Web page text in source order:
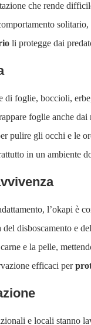
che rende
li protegge dai
di foglie, boccioli,
foglie anche
pulire gli occhi e le
in un ambiente
l’okapi è
del disboscamento e
e la pelle,
efficaci per
e locali stanno